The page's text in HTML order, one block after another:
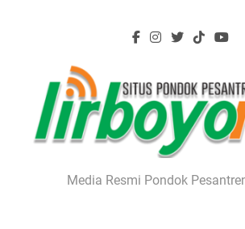
Lirboyo.net
Media Resmi Pondok